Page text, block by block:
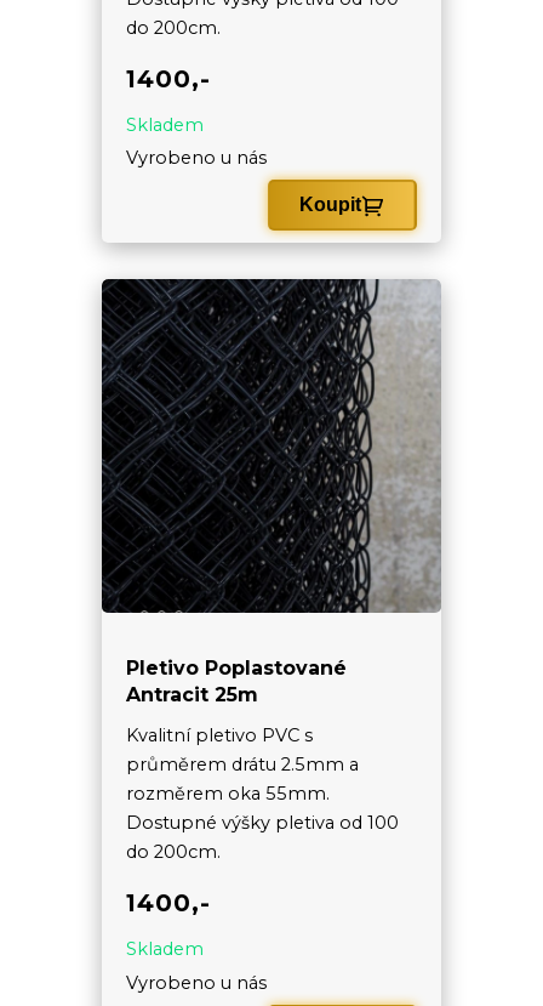
do 200cm.
1400,-
Skladem
Vyrobeno u nás
Koupit
Pletivo Poplastované
Antracit 25m
Kvalitní pletivo PVC s
průměrem drátu 2.5mm a
rozměrem oka 55mm.
Dostupné výšky pletiva od 100
do 200cm.
1400,-
Skladem
Vyrobeno u nás